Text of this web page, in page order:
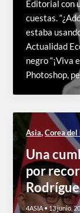
Editorial con
cuestas.
estaba
Actualidad
negro “¡Viva
Photoshop,
Asia,Corea
Una
por
4ASIA • 13 junio,